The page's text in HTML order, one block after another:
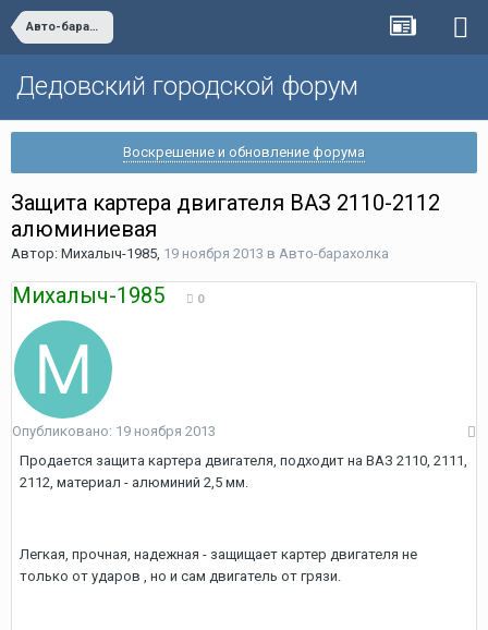
Авто-барахолка
Дедовский городской форум
Воскрешение и обновление форума
Защита картера двигателя ВАЗ 2110-2112
алюминиевая
Автор: Михалыч-1985, 19 ноября 2013 в Авто-барахолка
Михалыч-1985 0
Опубликовано: 19 ноября 2013
Продается защита картера двигателя, подходит на ВАЗ 2110, 2111,
2112, материал - алюминий 2,5 мм.
Легкая, прочная, надежная - защищает картер двигателя не
только от ударов , но и сам двигатель от грязи.